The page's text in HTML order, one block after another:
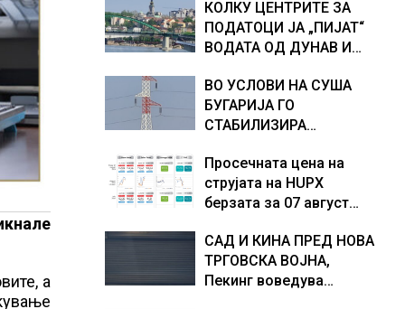
а
ШТО НАПРАВИВМЕ“,
како дел од екипажот
во авионот „Енола Геј“ и
бомбардирањето го
доживуваа овој настан
што го промени текот
КОЛКУ ЦЕНТРИТЕ ЗА
ПОДАТОЦИ ЈА „ПИЈАТ“
ВОДАТА ОД ДУНАВ И
Германија е лидер во
Европа по бројот на
изградени центри за
ВО УСЛОВИ НА СУША
БУГАРИЈА ГО
СТАБИЛИЗИРА
ЕНЕРГЕТСКИ СИСТЕМ,
како Бугарија стана
балкански шампион во
од батерии
Просечната цена на
струјата на HUPX
берзата за 07 август
евра за мегават час, на
МЕМО 153,56 евра за
мегават час
САД И КИНА ПРЕД НОВА
ТРГОВСКА ВОЈНА,
Пекинг воведува